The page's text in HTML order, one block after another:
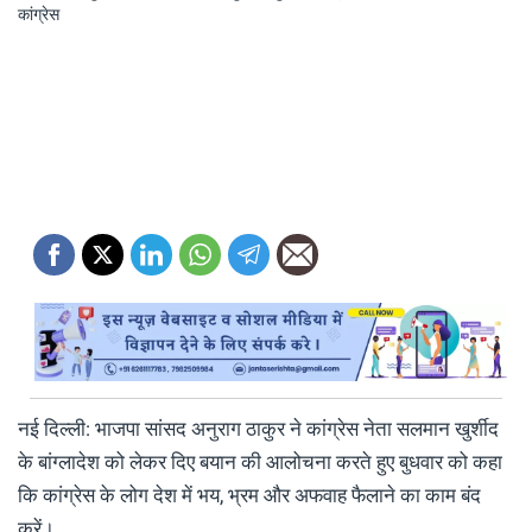
नई दिल्ली: भाजपा सांसद अनुराग ठाकुर ने कांग्रेस नेता सलमान खुर्शीद
के बांग्लादेश को लेकर दिए बयान की आलोचना करते हुए बुधवार को कहा
कि कांग्रेस के लोग देश में भय, भ्रम और अफवाह फैलाने का काम बंद